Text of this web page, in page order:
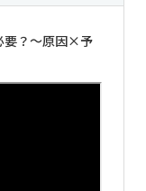
要？～原因×予